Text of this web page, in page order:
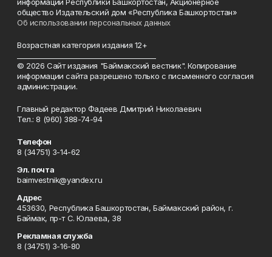
общество Издательский дом «Республика Башкортостан»
Об использовании персональных данных
Возрастная категория издания 12+
© 2026 Сайт издания "Баймакский вестник". Копирование
информации сайта разрешено только с письменного согласия
администрации.
Главный редактор Фадеев Дмитрий Николаевич
Тел.: 8 (960) 388-74-94
Телефон
8 (34751) 3-14-62
Эл. почта
baimvestnik@yandex.ru
Адрес
453630, Республика Башкортостан, Баймакский район, г.
Баймак, пр-т С. Юлаева, 38
Рекламная служба
8 (34751) 3-16-80